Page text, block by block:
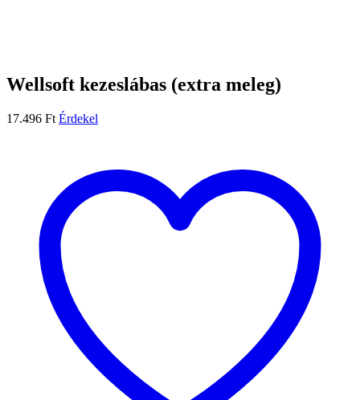
Wellsoft kezeslábas (extra meleg)
17.496 Ft Érdekel